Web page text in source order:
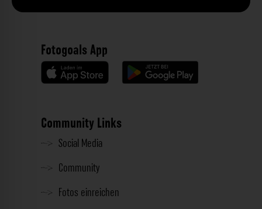
Fotogoals App
Community Links
Social Media
Community
Fotos einreichen